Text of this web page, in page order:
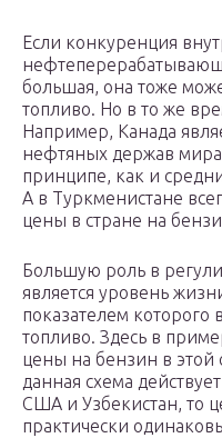
Если конкуренция
большая, она тоже
топливо. Но в то же
Например, Канада
нефтяных держав
принципе, как и
А в Туркменистане
цены в стране на
Большую роль в
является уровень
показателем которого
топливо. Здесь в
цены на бензин в этой
данная схема
США и Узбекистан, то
практически